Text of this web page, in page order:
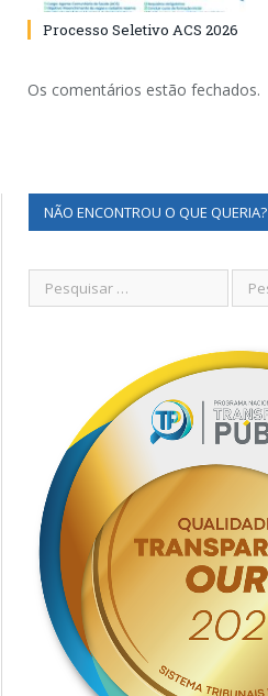
Processo Seletivo ACS 2026
Os comentários estão fechados.
NÃO ENCONTROU O QUE QUERIA?